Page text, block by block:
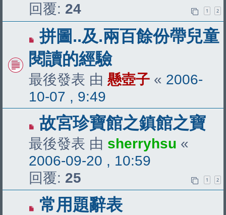
回覆: 24 1 2
拼圖..及.兩百餘份帶兒童
閱讀的經驗
最後發表 由 懸壺子 « 2006-
10-07 , 9:49
故宮珍寶館之鎮館之寶
最後發表 由 sherryhsu «
2006-09-20 , 10:59
回覆: 25 1 2
常用題辭表